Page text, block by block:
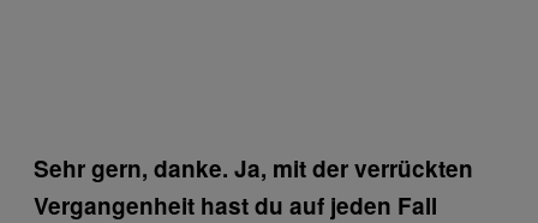
Sehr gern, danke. Ja, mit der verrückten
Vergangenheit hast du auf jeden Fall